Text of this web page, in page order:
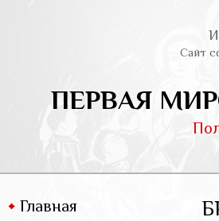
Сайт
ПЕРВАЯ
Главная